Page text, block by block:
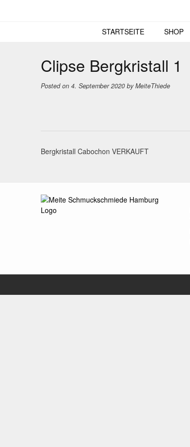
STARTSEITE SHOP
Clipse Bergkristall 1
Posted on 4. September 2020 byMeiteThiede
Post
Bergkristall Cabochon VERKAUFT